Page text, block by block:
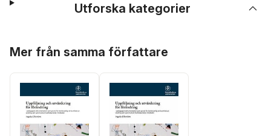
Utforska kategorier
Mer från samma författare